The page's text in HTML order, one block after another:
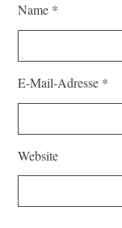
Name *
E-Mail-Adresse *
Website